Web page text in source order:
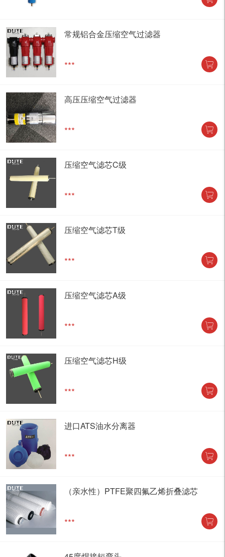
常规铝合金压缩空气过滤器
***
高压压缩空气过滤器
***
压缩空气滤芯C级
***
压缩空气滤芯T级
***
压缩空气滤芯A级
***
压缩空气滤芯H级
***
进口ATS油水分离器
***
（亲水性）PTFE聚四氟乙烯折叠滤芯
***